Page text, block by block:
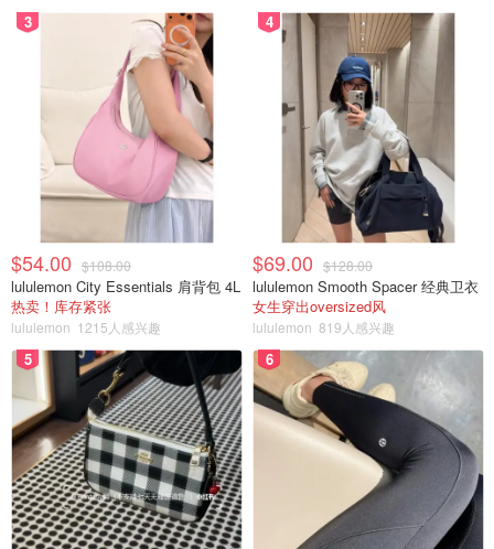
用来衡量个别股票或股票基金相对于整个股市的价格波动情
Bid Price——（出价）对应买价
Bid-to-Cover Ratio——超额认购率，也称投标
倍数
证券市场发行股票或债券时投资者实际有效参与购买该股票
或债券金额减去预先确定发行金额，并与该预先确定发行金
额的比率，用百分比表示。
Blue-Chips——蓝筹股
上篇文章中提到的蓝筹股，指那些经营业绩较好,具有稳定
且较高的现金股利支付的公司股票。
3
$54.00 $108.00
lululemon City Essentials 肩背包 4L
热卖！库存紧张
lululemon 1215人感兴趣
4
$69.00 $128.00
lululemon Smooth Spacer 经典卫衣
女生穿出oversized风
lululemon 819人感兴趣
5 6